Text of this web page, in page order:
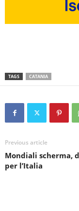
TAGS CATANIA
Previous article
Mondiali scherma,
per l’Italia